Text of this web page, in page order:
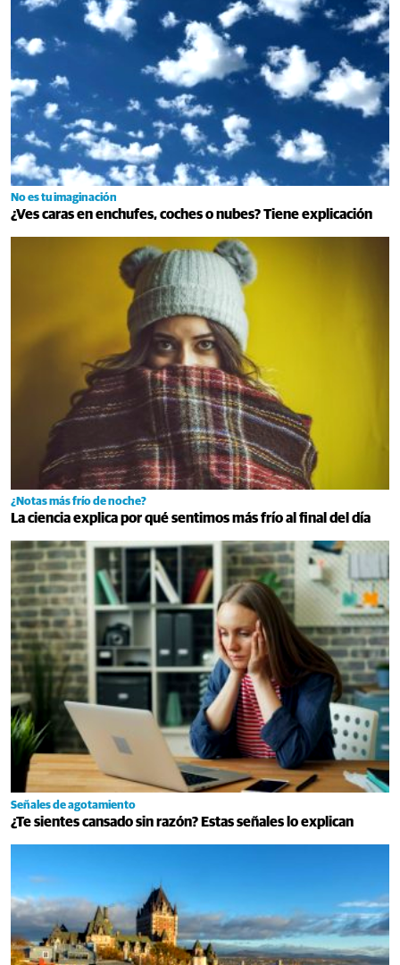
No es tu imaginación
¿Ves caras en enchufes, coches o nubes? Tiene explicación
¿Notas más frío de noche?
La ciencia explica por qué sentimos más frío al final del día
Señales de agotamiento
¿Te sientes cansado sin razón? Estas señales lo explican